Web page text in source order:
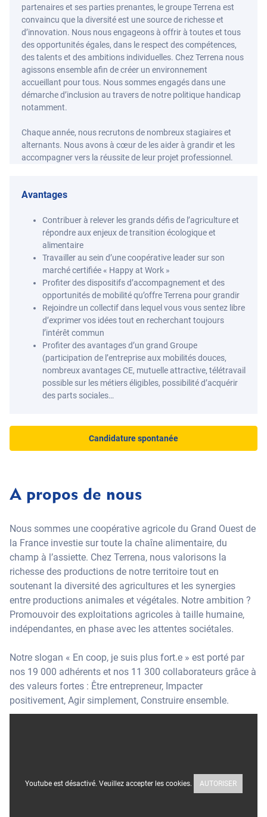
partenaires et ses parties prenantes, le groupe Terrena est
convaincu que la diversité est une source de richesse et
d’innovation. Nous nous engageons à offrir à toutes et tous
des opportunités égales, dans le respect des compétences,
des talents et des ambitions individuelles. Chez Terrena nous
agissons ensemble afin de créer un environnement
accueillant pour tous. Nous sommes engagés dans une
démarche d’inclusion au travers de notre politique handicap
notamment.
Chaque année, nous recrutons de nombreux stagiaires et
alternants. Nous avons à cœur de les aider à grandir et les
accompagner vers la réussite de leur projet professionnel.
Avantages
Contribuer à relever les grands défis de l’agriculture et
répondre aux enjeux de transition écologique et
alimentaire
Travailler au sein d’une coopérative leader sur son
marché certifiée « Happy at Work »
Profiter des dispositifs d’accompagnement et des
opportunités de mobilité qu’offre Terrena pour grandir
Rejoindre un collectif dans lequel vous vous sentez libre
d’exprimer vos idées tout en recherchant toujours
l’intérêt commun
Profiter des avantages d’un grand Groupe
(participation de l’entreprise aux mobilités douces,
nombreux avantages CE, mutuelle attractive, télétravail
possible sur les métiers éligibles, possibilité d’acquérir
des parts sociales…
Candidature spontanée
A propos de nous
Nous sommes une coopérative agricole du Grand Ouest de
la France investie sur toute la chaîne alimentaire, du
champ à l’assiette. Chez Terrena, nous valorisons la
richesse des productions de notre territoire tout en
soutenant la diversité des agricultures et les synergies
entre productions animales et végétales. Notre ambition ?
Promouvoir des exploitations agricoles à taille humaine,
indépendantes, en phase avec les attentes sociétales.
Notre slogan « En coop, je suis plus fort.e » est porté par
nos 19 000 adhérents et nos 11 300 collaborateurs grâce à
des valeurs fortes : Être entrepreneur, Impacter
positivement, Agir simplement, Construire ensemble.
Youtube est désactivé. Veuillez accepter les cookies. AUTORISER